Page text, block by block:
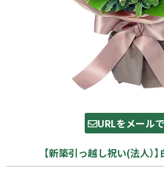
URLをメール
【新築引っ越し祝い(法人）